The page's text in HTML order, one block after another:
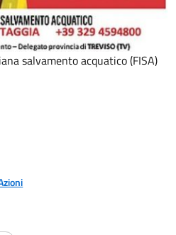
salvamento acquatico (FISA)